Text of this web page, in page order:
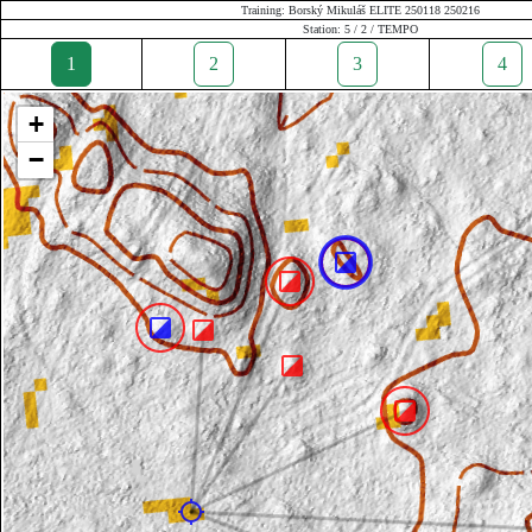
Training: Borský Mikuláš ELITE 250118 250216
Station: 5 / 2 / TEMPO
1 2 3 4
+
−